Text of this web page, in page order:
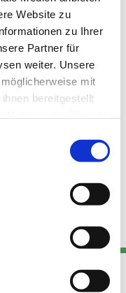
Website zu
zu Ihrer
Partner für
weiter. Unsere
mit
bereitgestellt